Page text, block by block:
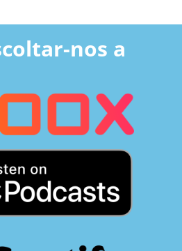
nos a